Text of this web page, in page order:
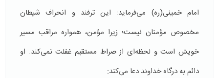
امام خمینی(ره) می‌فرماید: این ترفند و انحراف شیطان
مخصوص مؤمنان نیست؛ زیرا مؤمن، همواره مراقب مسیر
خویش است و لحظه‌ای از صراط مستقیم غفلت نمی‌کند. او
دائم به درگاه خداوند دعا می‌کند: